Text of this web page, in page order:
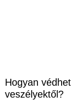
Hogyan
veszélyektől?